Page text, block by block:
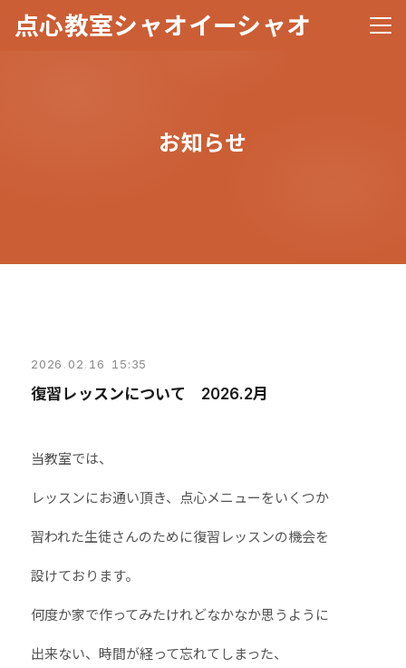
点心教室シャオイーシャオ メニ
お知らせ
2026 . 02. 16 15:35
復習レッスンについて 2026.2月
当教室では、
レッスンにお通い頂き、点心メニューをいくつか
習われた生徒さんのために復習レッスンの機会を
設けております。
何度か家で作ってみたけれどなかなか思うように
出来ない、時間が経って忘れてしまった、